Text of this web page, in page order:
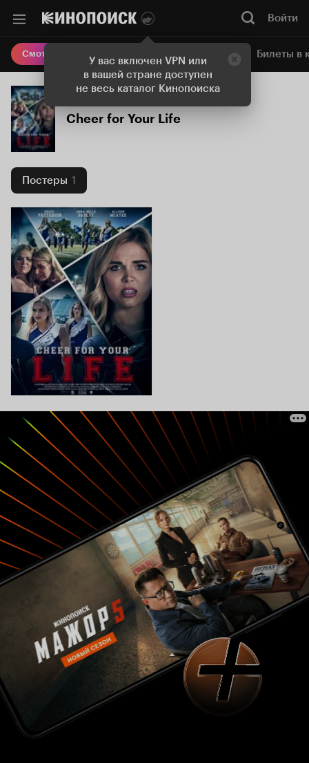
У вас включен VPN или
в вашей стране доступен
не весь каталог Кинопоиска
Войти
Смотреть кино Онлайн-кинотеатр Билеты в
Cheer for Your Life
Постеры 1